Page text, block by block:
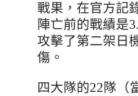
戰果，在官方記
陣亡前的戰績是
攻擊了第二架日
傷。
四大隊的22隊（